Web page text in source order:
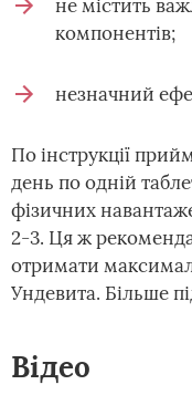
не містить
компонентів;
незначний
По інструкції
день по одній
фізичних
2-3. Ця ж
отримати
Ундевита. Більше
Відео